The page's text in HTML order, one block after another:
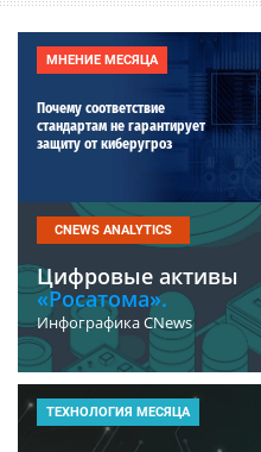
МНЕНИЕ МЕСЯЦА
Почему соответствие
стандартам не гарантирует
защиту от киберугроз
CNEWS ANALYTICS
Цифровые активы
«Росатома».
Инфографика CNews
ТЕХНОЛОГИЯ МЕСЯЦА